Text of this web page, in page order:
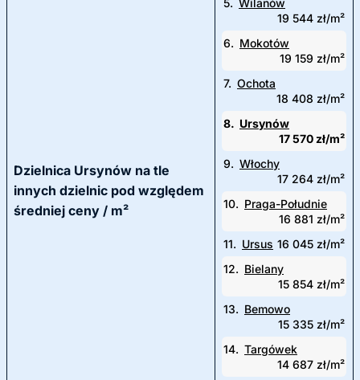
Dzielnica Ursynów na tle
innych dzielnic pod względem
średniej ceny / m²
5. Wilanów
19 544 zł/m²
6. Mokotów
19 159 zł/m²
7. Ochota
18 408 zł/m²
8. Ursynów
17 570 zł/m²
9. Włochy
17 264 zł/m²
10. Praga-Południe
16 881 zł/m²
11. Ursus 16 045 zł/m²
12. Bielany
15 854 zł/m²
13. Bemowo
15 335 zł/m²
14. Targówek
14 687 zł/m²